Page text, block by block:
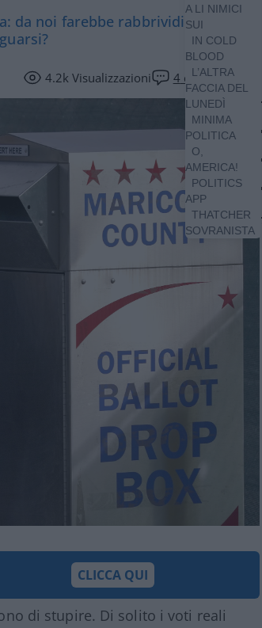
A LI NIMICI
SUI
IN COLD
BLOOD
L’ALTRA
FACCIA DEL
LUNEDÌ
MINIMA
POLITICA
O,
AMERICA!
POLITICS
APP
THATCHER
SOVRANISTA
da noi farebbe rabbrividire, ecco
4.2k Visualizzazioni 4 commenti
CLICCA QUI
di stupire. Di solito i voti reali